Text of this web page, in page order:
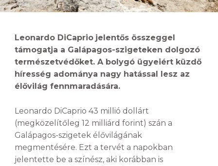
Leonardo DiCaprio jelentős összeggel
támogatja a Galápagos-szigeteken dolgozó
természetvédőket. A bolygó ügyeiért küzdő
híresség adománya nagy hatással lesz az
élővilág fennmaradására.
Leonardo DiCaprio 43 millió dollárt
(megközelítőleg 12 milliárd forint) szán a
Galápagos-szigetek élővilágának
megmentésére. Ezt a tervét a napokban
jelentette be a színész, aki korábban is